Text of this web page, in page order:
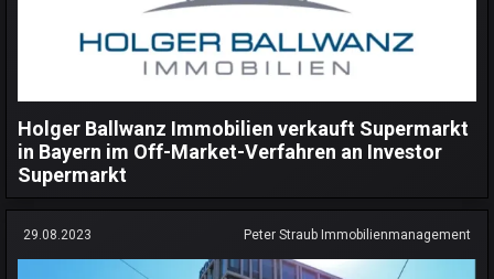
Holger Ballwanz Immobilien verkauft Supermarkt
in Bayern im Off-Market-Verfahren an Investor
Supermarkt
29.08.2023 Peter Straub Immobilienmanagement